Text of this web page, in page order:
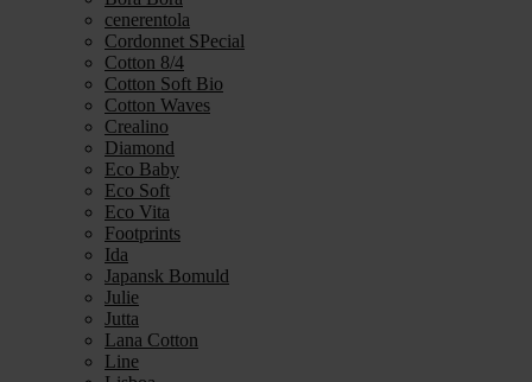
cenerentola
Cordonnet SPecial
Cotton 8/4
Cotton Soft Bio
Cotton Waves
Crealino
Diamond
Eco Baby
Eco Soft
Eco Vita
Footprints
Ida
Japansk Bomuld
Julie
Jutta
Lana Cotton
Line